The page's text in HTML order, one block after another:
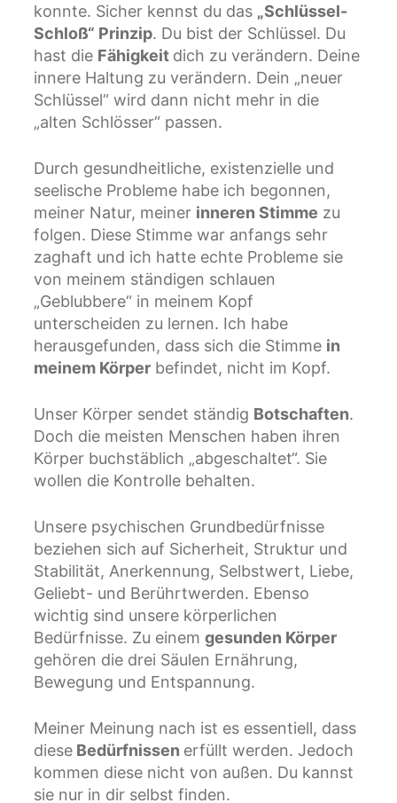
konnte. Sicher kennst du das „Schlüssel-
Schloß“ Prinzip. Du bist der Schlüssel. Du
hast die Fähigkeit dich zu verändern. Deine
innere Haltung zu verändern. Dein „neuer
Schlüssel“ wird dann nicht mehr in die
„alten Schlösser“ passen.
Durch gesundheitliche, existenzielle und
seelische Probleme habe ich begonnen,
meiner Natur, meiner inneren Stimme zu
folgen. Diese Stimme war anfangs sehr
zaghaft und ich hatte echte Probleme sie
von meinem ständigen schlauen
„Geblubbere“ in meinem Kopf
unterscheiden zu lernen. Ich habe
herausgefunden, dass sich die Stimme in
meinem Körper befindet, nicht im Kopf.
Unser Körper sendet ständig Botschaften.
Doch die meisten Menschen haben ihren
Körper buchstäblich „abgeschaltet“. Sie
wollen die Kontrolle behalten.
Unsere psychischen Grundbedürfnisse
beziehen sich auf Sicherheit, Struktur und
Stabilität, Anerkennung, Selbstwert, Liebe,
Geliebt- und Berührtwerden. Ebenso
wichtig sind unsere körperlichen
Bedürfnisse. Zu einem gesunden Körper
gehören die drei Säulen Ernährung,
Bewegung und Entspannung.
Meiner Meinung nach ist es essentiell, dass
diese Bedürfnissen erfüllt werden. Jedoch
kommen diese nicht von außen. Du kannst
sie nur in dir selbst finden.